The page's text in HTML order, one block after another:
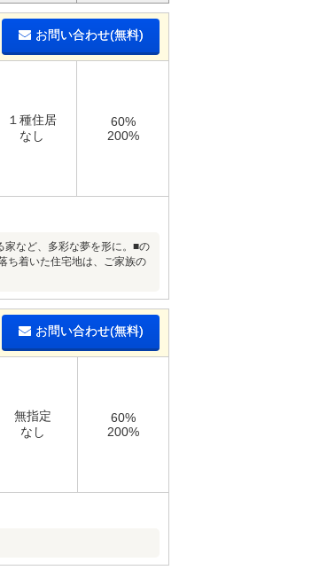
お問い合わせ(無料)
１種住居
なし
60%
200%
家など、多彩な夢を形に。■の
ち着いた住宅地は、ご家族の
お問い合わせ(無料)
無指定
なし
60%
200%